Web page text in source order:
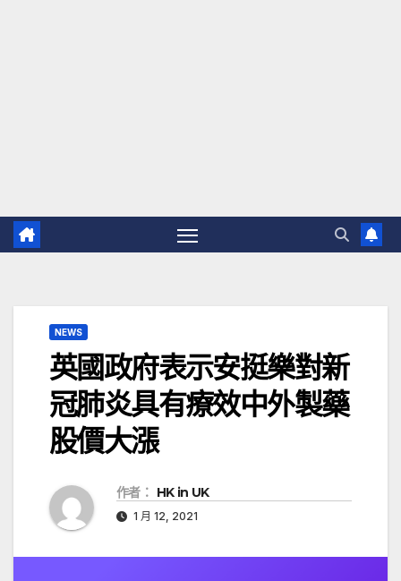
NEWS
英國政府表示安挺樂對新
冠肺炎具有療效中外製藥
股價大漲
作者： HK in UK
1 月 12, 2021